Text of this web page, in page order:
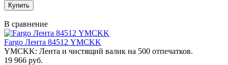
В сравнение
Fargo Лента 84512 YMCKK
YMCKK: Лента и чистящий валик на 500 отпечатков.
19 966 руб.